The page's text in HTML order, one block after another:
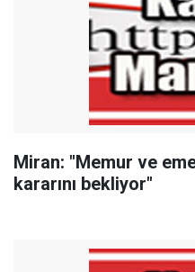
Miran: "Memur ve
kararını bekliyor"